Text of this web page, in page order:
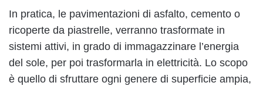
In pratica, le pavimentazioni di asfalto, cemento o
ricoperte da piastrelle, verranno trasformate in
sistemi attivi, in grado di immagazzinare l’energia
del sole, per poi trasformarla in elettricità. Lo scopo
è quello di sfruttare ogni genere di superficie ampia,